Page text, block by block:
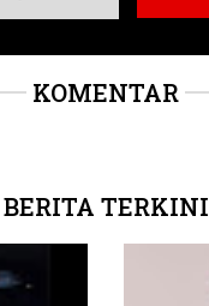
KOMENTAR
BERITA TERKINI